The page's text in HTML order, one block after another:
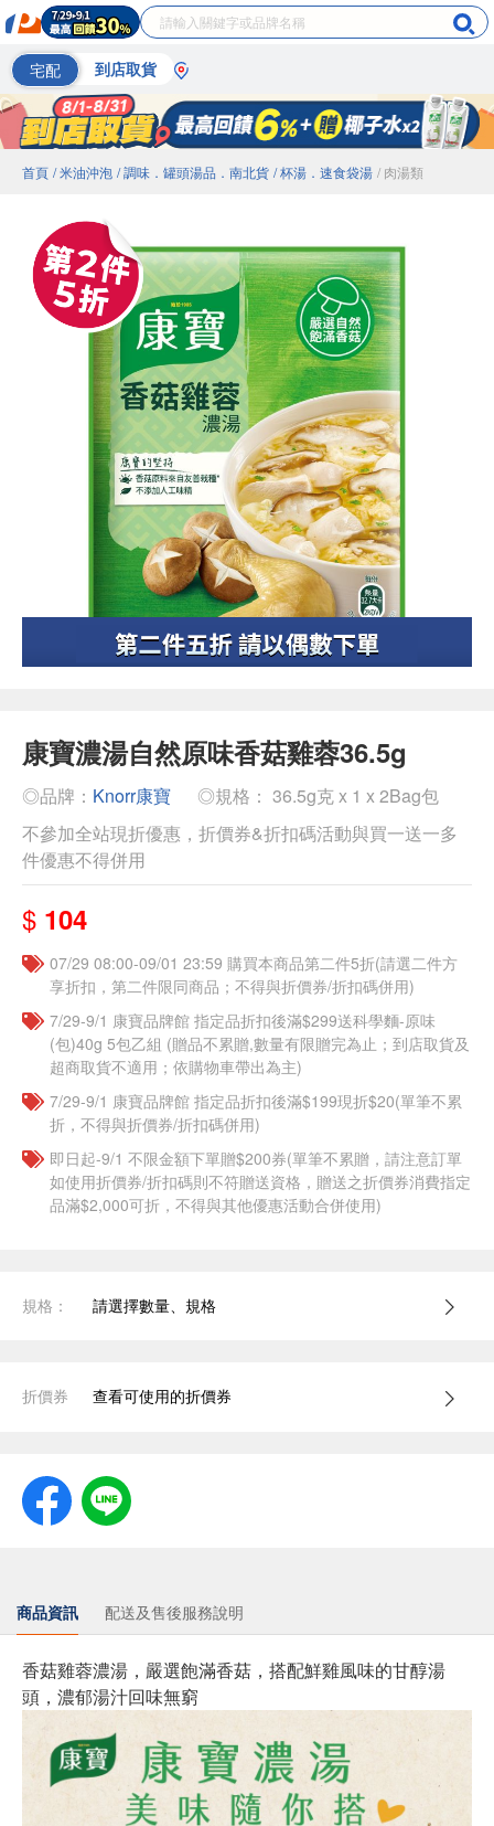
宅配 到店取貨
首頁 / 米油沖泡 / 調味．罐頭湯品．南北貨 / 杯湯．速食袋湯 / 肉湯類
康寶濃湯自然原味香菇雞蓉36.5g
◎品牌： Knorr康寶
◎規格： 36.5g克 x 1 x 2Bag包
不參加全站現折優惠，折價券&折扣碼活動與買一送一多
件優惠不得併用
$ 104
07/29 08:00-09/01 23:59 購買本商品第二件5折(請選二件方
享折扣，第二件限同商品；不得與折價券/折扣碼併用)
7/29-9/1 康寶品牌館 指定品折扣後滿$299送科學麵-原味
(包)40g 5包乙組 (贈品不累贈,數量有限贈完為止；到店取貨及
超商取貨不適用；依購物車帶出為主)
7/29-9/1 康寶品牌館 指定品折扣後滿$199現折$20(單筆不累
折，不得與折價券/折扣碼併用)
即日起-9/1 不限金額下單贈$200券(單筆不累贈，請注意訂單
如使用折價券/折扣碼則不符贈送資格，贈送之折價券消費指定
品滿$2,000可折，不得與其他優惠活動合併使用)
規格： 請選擇數量、規格
折價券 查看可使用的折價券
商品資訊 配送及售後服務說明
香菇雞蓉濃湯，嚴選飽滿香菇，搭配鮮雞風味的甘醇湯
頭，濃郁湯汁回味無窮